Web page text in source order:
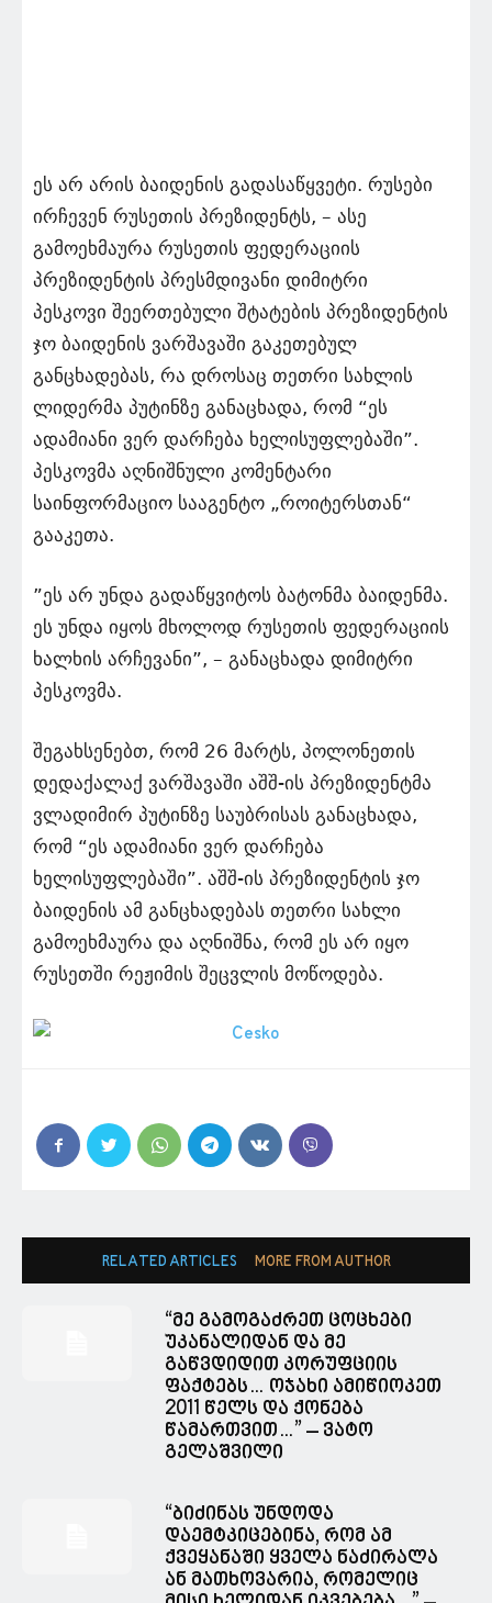
ეს არ არის ბაიდენის გადასაწყვეტი. რუსები
ირჩევენ რუსეთის პრეზიდენტს, – ასე
გამოეხმაურა რუსეთის ფედერაციის
პრეზიდენტის პრესმდივანი დიმიტრი
პესკოვი შეერთებული შტატების პრეზიდენტის
ჯო ბაიდენის ვარშავაში გაკეთებულ
განცხადებას, რა დროსაც თეთრი სახლის
ლიდერმა პუტინზე განაცხადა, რომ “ეს
ადამიანი ვერ დარჩება ხელისუფლებაში”.
პესკოვმა აღნიშნული კომენტარი
საინფორმაციო სააგენტო „როიტერსთან“
გააკეთა.
”ეს არ უნდა გადაწყვიტოს ბატონმა ბაიდენმა.
ეს უნდა იყოს მხოლოდ რუსეთის ფედერაციის
ხალხის არჩევანი”, – განაცხადა დიმიტრი
პესკოვმა.
შეგახსენებთ, რომ 26 მარტს, პოლონეთის
დედაქალაქ ვარშავაში აშშ-ის პრეზიდენტმა
ვლადიმირ პუტინზე საუბრისას განაცხადა,
რომ “ეს ადამიანი ვერ დარჩება
ხელისუფლებაში”. აშშ-ის პრეზიდენტის ჯო
ბაიდენის ამ განცხადებას თეთრი სახლი
გამოეხმაურა და აღნიშნა, რომ ეს არ იყო
რუსეთში რეჟიმის შეცვლის მოწოდება.
RELATED ARTICLES MORE FROM AUTHOR
“მე გამოგაძრეთ ცოცხები
უკანალიდან და მე
გაწვდიდით კორუფციის
ფაქტებს… ოჯახი ამიწიოკეთ
2011 წელს და ქონება
წამართვით…” – ვატო
გელაშვილი
“ბიძინას უნდოდა
დაემტკიცებინა, რომ ამ
ქვეყანაში ყველა ნაძირალა
ან მათხოვარია, რომელიც